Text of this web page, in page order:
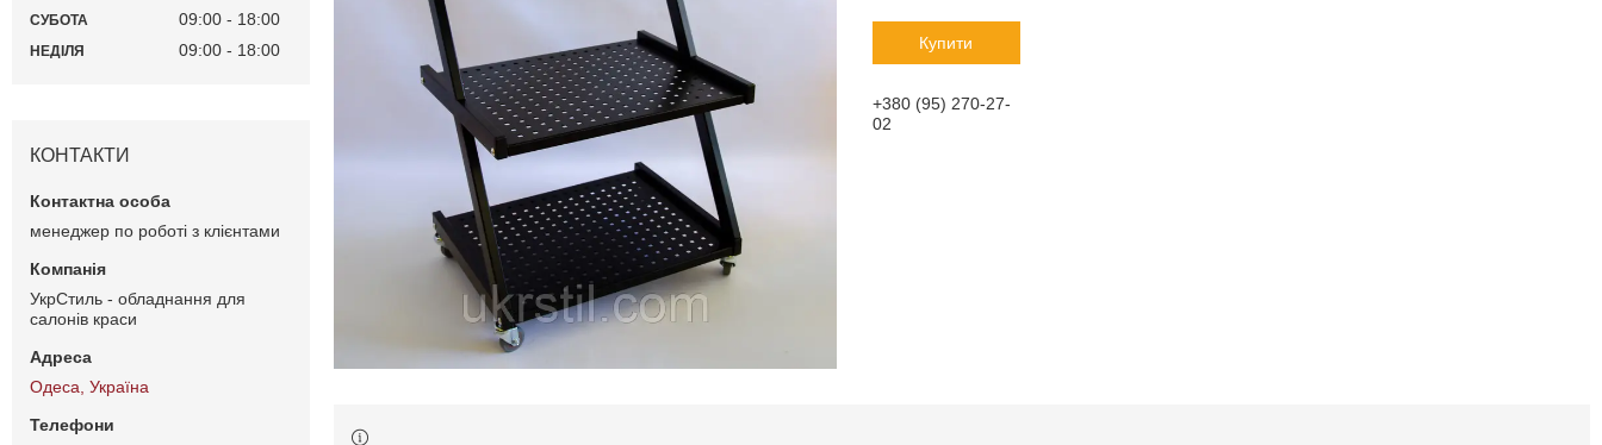
Купити
+380 (95) 270-27-
02
СУБОТА 09:00 18:00
НЕДІЛЯ 09:00 18:00
КОНТАКТИ
менеджер по роботі з клієнтами
УкрСтиль - обладнання для
салонів краси
Одеса, Україна